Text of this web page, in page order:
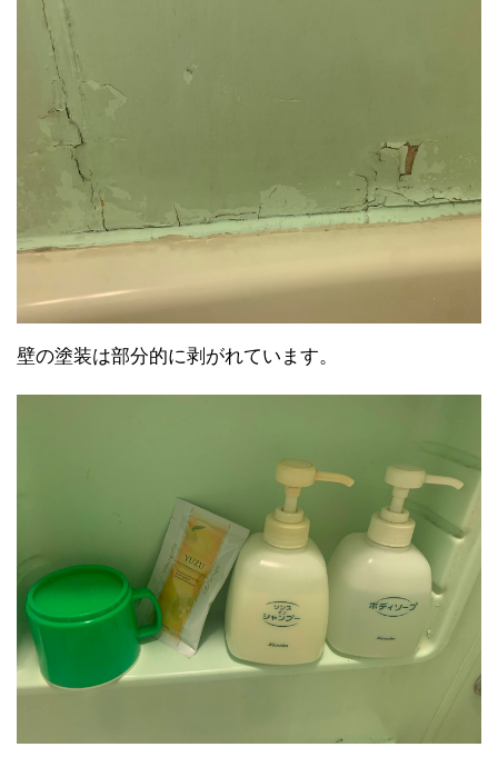
壁の塗装は部分的に剥がれています。